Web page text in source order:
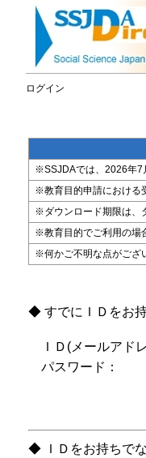
ログイン
※SSJDAでは、2026年7
※教育目的申請における
※ダウンロード期限は、
※教育目的でご利用の場
※何かご不明な点がござ
◆ すでにＩＤをお
ＩＤ(メールアドレ
パスワード：
◆ ＩＤをお持ちで